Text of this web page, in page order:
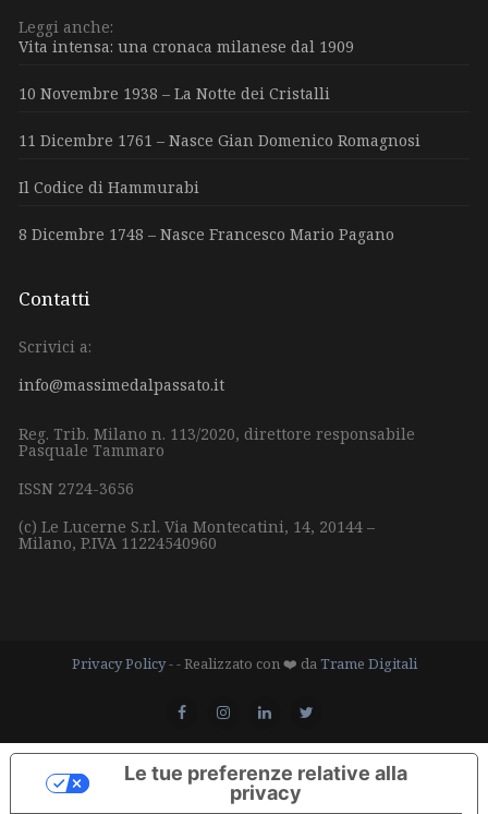
Leggi anche:
Vita intensa: una cronaca milanese dal 1909
10 Novembre 1938 – La Notte dei Cristalli
11 Dicembre 1761 – Nasce Gian Domenico Romagnosi
Il Codice di Hammurabi
8 Dicembre 1748 – Nasce Francesco Mario Pagano
Contatti
Scrivici a:
info@massimedalpassato.it
Reg. Trib. Milano n. 113/2020, direttore responsabile
Pasquale Tammaro
ISSN 2724-3656
(c) Le Lucerne S.r.l. Via Montecatini, 14, 20144 –
Milano, P.IVA 11224540960
Privacy Policy- - Realizzato con ❤️ daTrame Digitali
Le tue preferenze relative alla
privacy